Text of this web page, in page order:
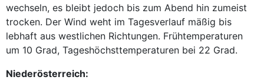
wechseln, es bleibt jedoch bis zum Abend hin zumeist
trocken. Der Wind weht im Tagesverlauf mäßig bis
lebhaft aus westlichen Richtungen. Frühtemperaturen
um 10 Grad, Tageshöchsttemperaturen bei 22 Grad.
Niederösterreich: